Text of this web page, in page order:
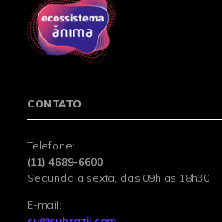
CONTATO
Telefone:
(11) 4689-6600
Segunda a sexta, das 09h as 18h30
E-mail: